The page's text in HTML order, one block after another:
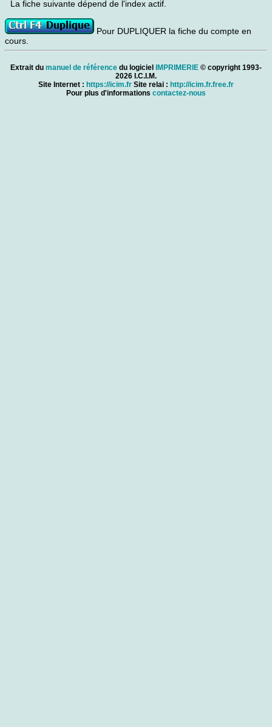
La fiche suivante dépend de l'index actif.
Pour DUPLIQUER la fiche du compte en
cours.
Extrait du manuel de référence du logiciel IMPRIMERIE © copyright 1993-
2026 I.C.I.M.
Site Internet : https://icim.fr Site relai : http://icim.fr.free.fr
Pour plus d'informations contactez-nous